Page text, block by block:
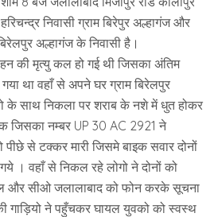
निवासी ग्राम बिरेपुर अल्हागंज और
अल्हागंज के निवासी है।
की मृत्यु कल हो गई थी जिसका अंतिम
था वहाँ से अपने घर ग्राम बिरेलपुर
के साथ निकला पर शराब के नशे में धुत होकर
जिसका नम्बर UP 30 AC 2921 ने
से टक्कर मारी जिसमे बाइक सवार दोनों
। वहाँ से निकल रहे लोगो ने दोनों को
और सीओ जलालाबाद को फोन करके सूचना
गाड़ियो ने पहुँचकर घायल युवको को स्वस्थ